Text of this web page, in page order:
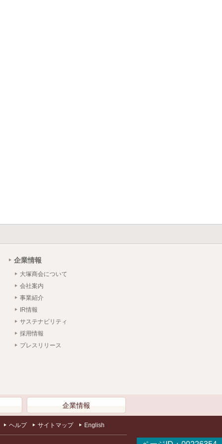
企業情報
大塚商会について
会社案内
事業紹介
IR情報
サステナビリティ
採用情報
プレスリリース
企業情報
ヘルプ サイトマップ English